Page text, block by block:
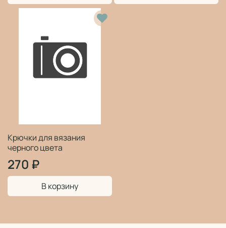
Крючки для вязания
черного цвета
270 ₽
В корзину